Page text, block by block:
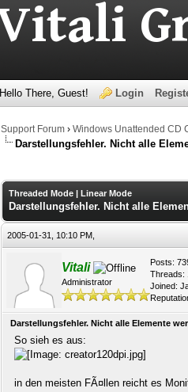
Hello There, Guest! Login
Support Forum ›Windows Unattended CD
Darstellungsfehler. Nicht alle
Threaded Mode |Linear Mode
Darstellungsfehler. Nicht alle
2005-01-31, 10:10 PM,
Vitali
Administrator
Posts:
Threads:
Joined:
Darstellungsfehler. Nicht alle Elemente
So sieh es aus:
in den meisten FÃ¤llen reicht es